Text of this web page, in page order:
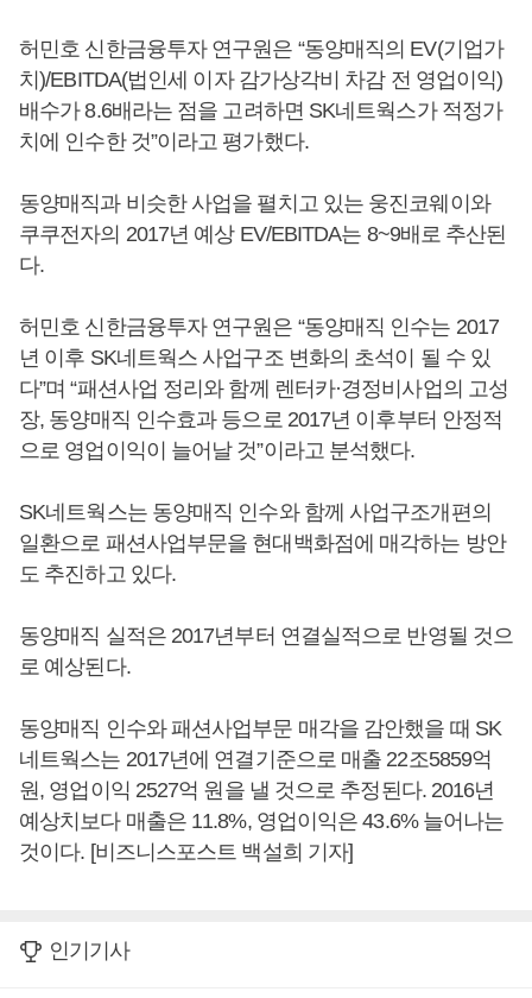
허민호 신한금융투자 연구원은 “동양매직의 EV(기업가
치)/EBITDA(법인세 이자 감가상각비 차감 전 영업이익)
배수가 8.6배라는 점을 고려하면 SK네트웍스가 적정가
치에 인수한 것”이라고 평가했다.
동양매직과 비슷한 사업을 펼치고 있는 웅진코웨이와
쿠쿠전자의 2017년 예상 EV/EBITDA는 8~9배로 추산된
다.
허민호 신한금융투자 연구원은 “동양매직 인수는 2017
년 이후 SK네트웍스 사업구조 변화의 초석이 될 수 있
다”며 “패션사업 정리와 함께 렌터카·경정비사업의 고성
장, 동양매직 인수효과 등으로 2017년 이후부터 안정적
으로 영업이익이 늘어날 것”이라고 분석했다.
SK네트웍스는 동양매직 인수와 함께 사업구조개편의
일환으로 패션사업부문을 현대백화점에 매각하는 방안
도 추진하고 있다.
동양매직 실적은 2017년부터 연결실적으로 반영될 것으
로 예상된다.
동양매직 인수와 패션사업부문 매각을 감안했을 때 SK
네트웍스는 2017년에 연결기준으로 매출 22조5859억
원, 영업이익 2527억 원을 낼 것으로 추정된다. 2016년
예상치보다 매출은 11.8%, 영업이익은 43.6% 늘어나는
것이다. [비즈니스포스트 백설희 기자]
인기기사